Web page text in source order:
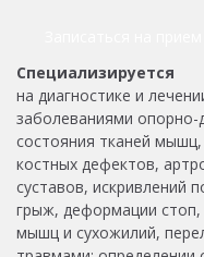
Специализируется
на диагностике и
заболеваниями опорно-
состояния тканей
костных дефектов,
суставов, искривлений
грыж, деформации
мышц и сухожилий,